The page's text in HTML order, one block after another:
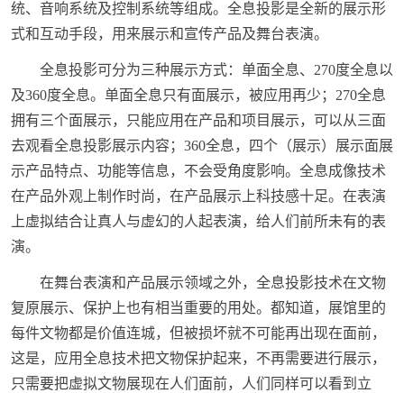
统、音响系统及控制系统等组成。全息投影是全新的展示形
式和互动手段，用来展示和宣传产品及舞台表演。
全息投影可分为三种展示方式：单面全息、270度全息以
及360度全息。单面全息只有面展示，被应用再少；270全息
拥有三个面展示，只能应用在产品和项目展示，可以从三面
去观看全息投影展示内容；360全息，四个（展示）展示面展
示产品特点、功能等信息，不会受角度影响。全息成像技术
在产品外观上制作时尚，在产品展示上科技感十足。在表演
上虚拟结合让真人与虚幻的人起表演，给人们前所未有的表
演。
在舞台表演和产品展示领域之外，全息投影技术在文物
复原展示、保护上也有相当重要的用处。都知道，展馆里的
每件文物都是价值连城，但被损坏就不可能再出现在面前，
这是，应用全息技术把文物保护起来，不再需要进行展示，
只需要把虚拟文物展现在人们面前，人们同样可以看到立